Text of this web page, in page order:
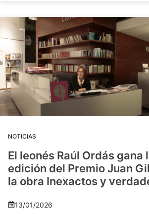
NOTICIAS
El leonés Raúl Ordás gana
edición del Premio Juan
la obra Inexactos y
13/01/2026